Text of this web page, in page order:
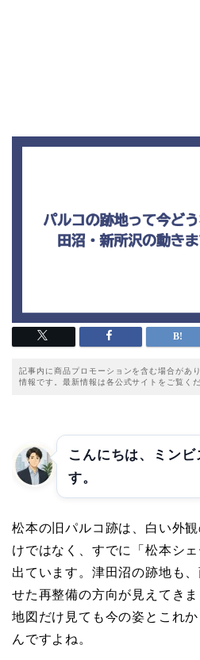
記事内に商品プロモーションを含む場合があ
情報です。最新情報は各公式サイトをご覧く
こんにちは、ミン
す。
松本の旧パルコ跡は、白い外
けではなく、すでに「松本シ
出ています。津田沼の跡地も
せた再整備の方向が見えてきま
地図だけ見ても今の姿とこれ
んですよね。